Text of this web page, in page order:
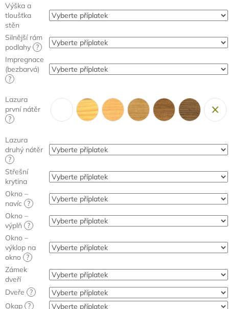
Výška a
tloušťka
stěn
Silnější rám
podlahy
?
Impregnace
(bezbarvá)
?
Lazura
první nátěr
?
Lazura
druhý nátěr
?
Střešní
krytina
Okno –
navíc
?
Okno –
výplň
?
Okno –
výklop na
okno
?
Zámek
dveří
Dveře
?
Okap
?